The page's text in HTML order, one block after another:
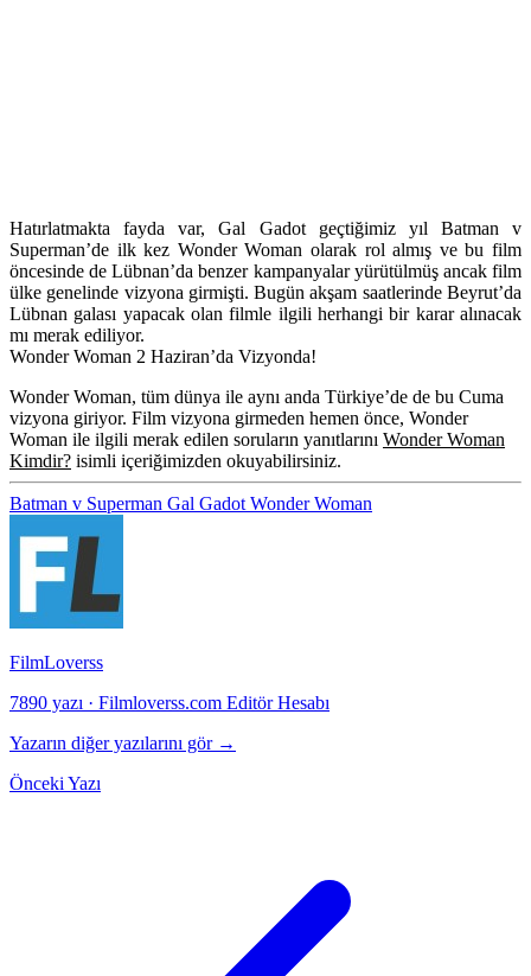
Hatırlatmakta fayda var, Gal Gadot geçtiğimiz yıl Batman v
Superman’de ilk kez Wonder Woman olarak rol almış ve bu film
öncesinde de Lübnan’da benzer kampanyalar yürütülmüş ancak film
ülke genelinde vizyona girmişti. Bugün akşam saatlerinde Beyrut’da
Lübnan galası yapacak olan filmle ilgili herhangi bir karar alınacak
mı merak ediliyor.
Wonder Woman 2 Haziran’da Vizyonda!
Wonder Woman, tüm dünya ile aynı anda Türkiye’de de bu Cuma
vizyona giriyor. Film vizyona girmeden hemen önce, Wonder
Woman ile ilgili merak edilen soruların yanıtlarını Wonder Woman
Kimdir? isimli içeriğimizden okuyabilirsiniz.
Batman v Superman Gal Gadot Wonder Woman
FilmLoverss
7890 yazı · Filmloverss.com Editör Hesabı
Yazarın diğer yazılarını gör →
Önceki Yazı